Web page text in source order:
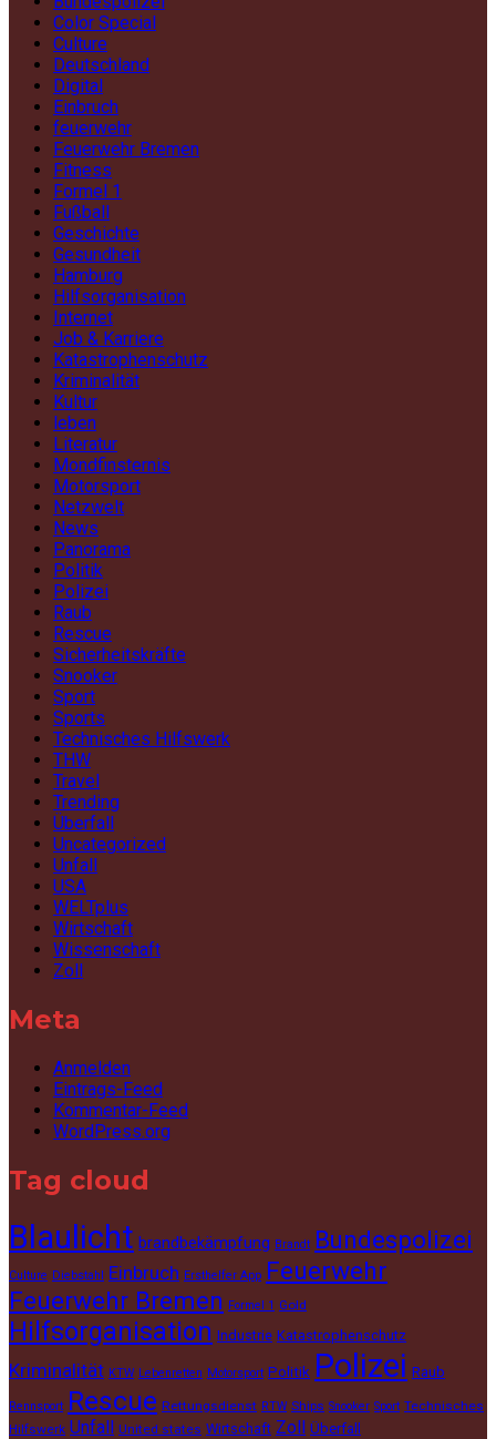
Color Special
Culture
Deutschland
Digital
Einbruch
feuerwehr
Feuerwehr Bremen
Fitness
Formel 1
Fußball
Geschichte
Gesundheit
Hamburg
Hilfsorganisation
Internet
Job & Karriere
Katastrophenschutz
Kriminalität
Kultur
leben
Literatur
Mondfinsternis
Motorsport
Netzwelt
News
Panorama
Politik
Polizei
Raub
Rescue
Sicherheitskräfte
Snooker
Sport
Sports
Technisches Hilfswerk
THW
Travel
Trending
Überfall
Uncategorized
Unfall
USA
WELTplus
Wirtschaft
Wissenschaft
Zoll
Meta
Anmelden
Eintrags-Feed
Kommentar-Feed
WordPress.org
Tag cloud
Blaulicht brandbekämpfung Brandt Bundespolizei
Culture Diebstahl Einbruch Ersthelfer App Feuerwehr
Feuerwehr Bremen Formel 1 Gold
Hilfsorganisation Industrie Katastrophenschutz
Kriminalität KTW Lebenretten Motorsport Politik Polizei Raub
Rennsport Rescue Rettungsdienst RTW Ships Snooker Sport Technisches
Hilfswerk Unfall United states Wirtschaft Zoll Überfall